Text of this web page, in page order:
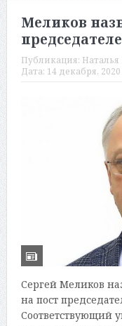
Меликов
Публикация:
Дата: 14 декабря, 2020
Сергей Меликов
на пост
Соответствующий